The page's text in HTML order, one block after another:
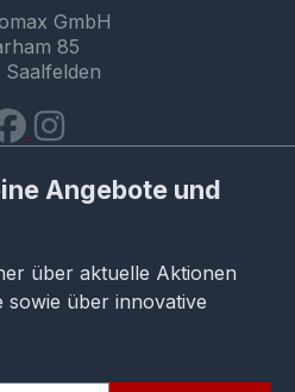
GmbH
85
Saalfelden
Angebote und
über aktuelle Aktionen
sowie über innovative